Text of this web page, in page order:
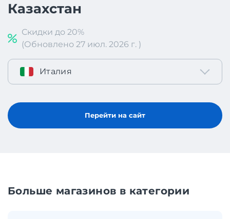
Казахстан
Скидки до 20%
(Обновлено 27 июл. 2026 г. )
Италия
Перейти на сайт
Больше магазинов в категории